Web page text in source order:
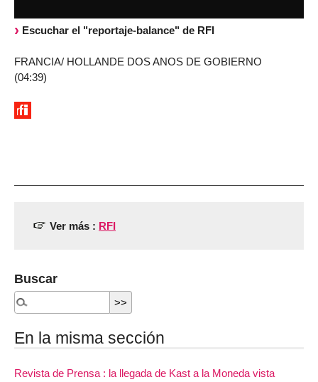
Escuchar el "reportaje-balance" de RFI
FRANCIA/ HOLLANDE DOS ANOS DE GOBIERNO
(04:39)
Ver más : RFI
Buscar
En la misma sección
Revista de Prensa : la llegada de Kast a la Moneda vista